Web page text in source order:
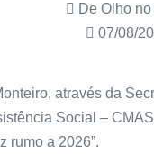
De Olho
07/08/
através da
Social –
rumo a 2026”.